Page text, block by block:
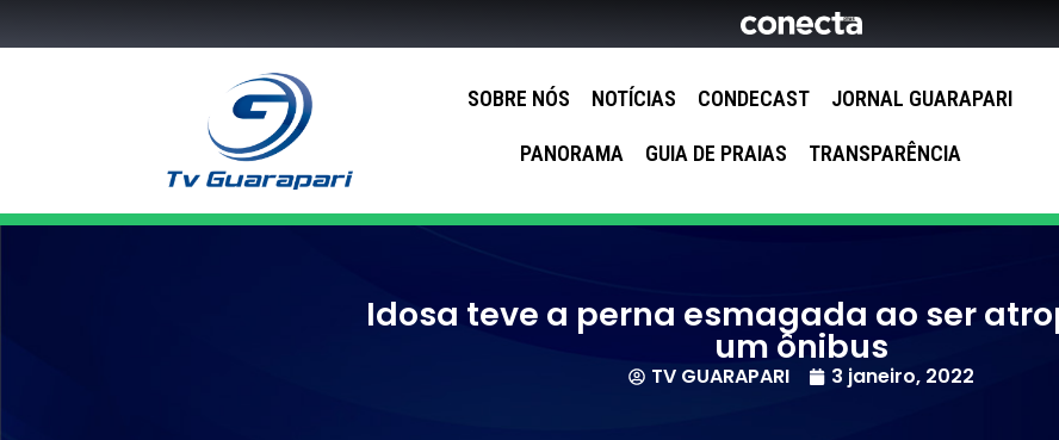
SOBRE NÓS NOTÍCIAS CONDECAST JORNAL GUARAPARI
PANORAMA GUIA DE PRAIAS TRANSPARÊNCIA
Idosa teve a perna esmagada ao ser
um ônibus
TV GUARAPARI 3 janeiro, 2022